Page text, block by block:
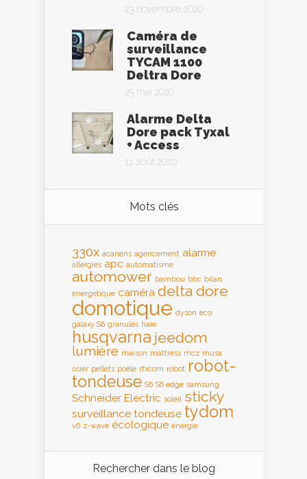
23 novembre 2020
Caméra de
surveillance
TYCAM 1100
Deltra Dore
25 mai 2020
Alarme Delta
Dore pack Tyxal
+ Access
11 août 2019
Mots clés
330x acariens agencement alarme
allergies apc automatisme
automower bambou bbc bilan
energetique caméra delta dore
domotique dyson eco
galaxy S6 granulés haie
husqvarna jeedom
lumière maison mattress mcz musa
osier pellets poêle rfxcom robot robot-
tondeuse S6 S6 edge samsung
Schneider Electric soleil sticky
surveillance tondeuse tydom
v6 z-wave écologique énergie
Rechercher dans le blog